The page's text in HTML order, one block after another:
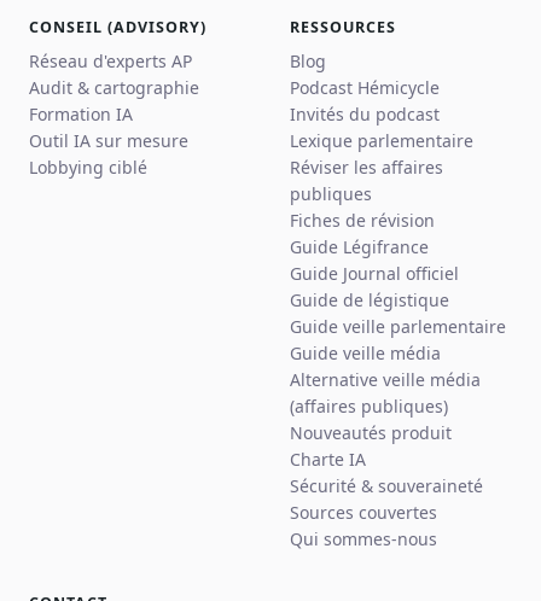
CONSEIL (ADVISORY)
Réseau d'experts AP
Audit & cartographie
Formation IA
Outil IA sur mesure
Lobbying ciblé
RESSOURCES
Blog
Podcast Hémicycle
Invités du podcast
Lexique parlementaire
Réviser les affaires
publiques
Fiches de révision
Guide Légifrance
Guide Journal officiel
Guide de légistique
Guide veille parlementaire
Guide veille média
Alternative veille média
(affaires publiques)
Nouveautés produit
Charte IA
Sécurité & souveraineté
Sources couvertes
Qui sommes-nous